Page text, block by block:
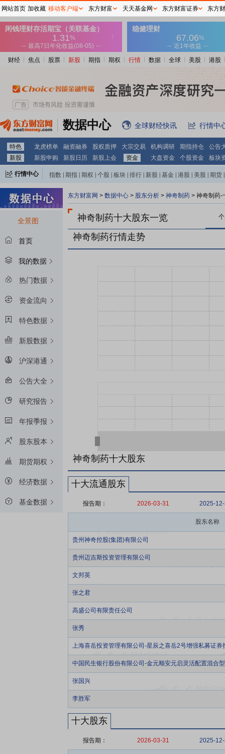
财经 焦点 股票 新股 期指 期权 行情 数据 全球 美股 港股
数据中心 全球财经快讯 行情中
特色 龙虎榜单 融资融券 股权质押 大宗交易 机构调研 期指持仓
公告
新股
新股申购 新股日历 新股上会 资金 大盘资金 个股资金 板块
行情中心 指数 期指 期权 个股 板块 排行 新股 基金 港股 美股 期货
全景图
首页
我的数据
热门数据
资金流向
特色数据
新股数据
沪深港通
公告大全
研究报告
年报季报
股东股本
期货期权
经济数据
基金数据
东方财富网 > 数据中心 > 股东分析 > 神奇制药 > 神奇制药-
神奇制药十大股东一览
神奇制药行情走势
神奇制药十大股东
十大流通股东
报告期： 2026-03-31 2025-
股东名称
贵州神奇控股(集团)有限公司
贵州迈吉斯投资管理有限公司
文邦英
张之君
高盛公司有限责任公司
张秀
上海喜岳投资管理有限公司-星辰之喜岳2号增强私募证券
中国民生银行股份有限公司-金元顺安元启灵活配置混合
张国兴
李胜军
十大股东
报告期： 2026-03-31 2025-
网站首页 加收藏 移动客户端 东方财富 天天基金网 东方财富证券 东方